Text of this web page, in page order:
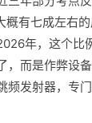
概有七成左右
年，这个比
，而是作弊设
频发射器，专